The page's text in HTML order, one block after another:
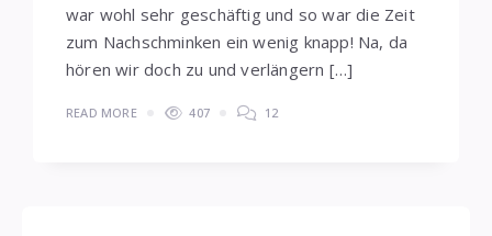
war wohl sehr geschäftig und so war die Zeit
zum Nachschminken ein wenig knapp! Na, da
hören wir doch zu und verlängern […]
READ MORE 407 12